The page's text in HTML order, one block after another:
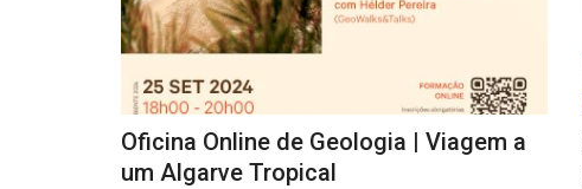
Oficina Online de Geologia | Viagem a
um Algarve Tropical